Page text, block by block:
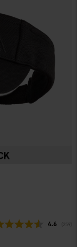
Snittbetyg:
4.6 259